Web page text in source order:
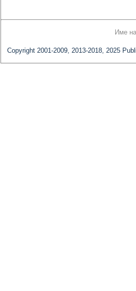
Име
Copyright 2001-2009, 2013-2018, 2025